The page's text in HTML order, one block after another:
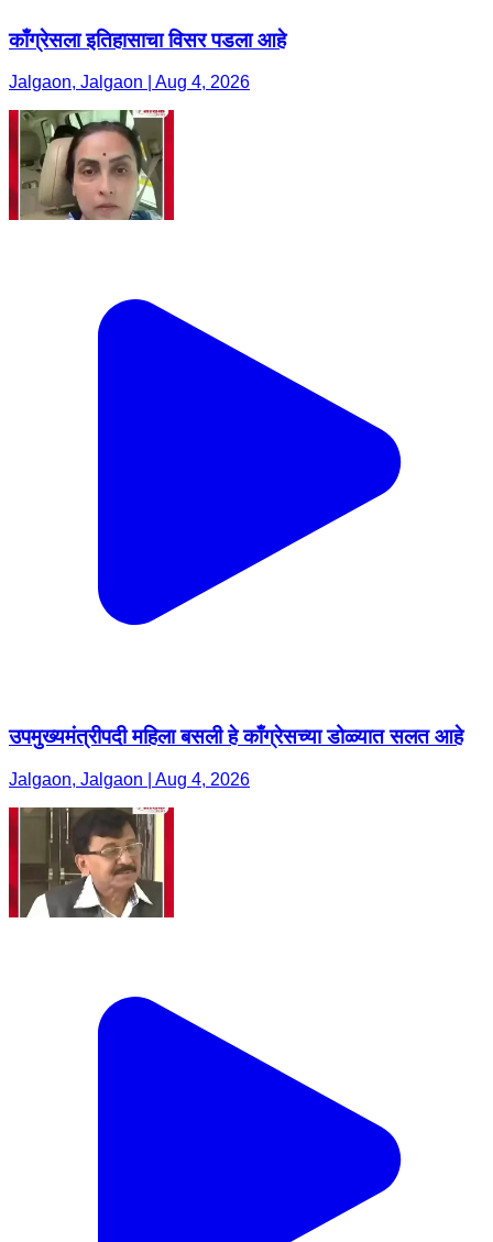
काँग्रेसला इतिहासाचा विसर पडला आहे
Jalgaon, Jalgaon | Aug 4, 2026
उपमुख्यमंत्रीपदी महिला बसली हे काँग्रेसच्या डोळ्यात सलत आहे
Jalgaon, Jalgaon | Aug 4, 2026